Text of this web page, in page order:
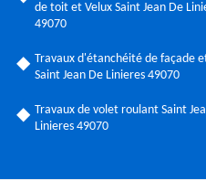
de toit et Velux Saint Jean De
49070
Travaux d'étanchéité de façade
Saint Jean De Linieres 49070
Travaux de volet roulant Saint
Linieres 49070